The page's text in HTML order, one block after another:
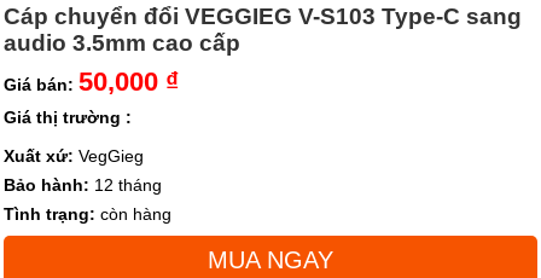
Cáp chuyển đổi VEGGIEG V-S103 Type-C sang
audio 3.5mm cao cấp
Giá bán: 50,000 ₫
Giá thị trường :
Xuất xứ: VegGieg
Bảo hành: 12 tháng
Tình trạng: còn hàng
MUA NGAY